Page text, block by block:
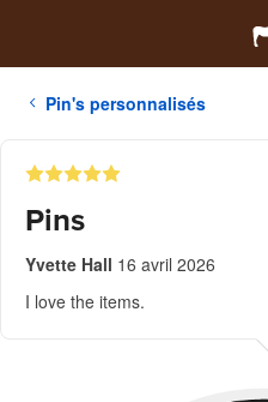
Pin's personnalisés
Pins
Yvette Hall 16 avril 2026
I love the items.